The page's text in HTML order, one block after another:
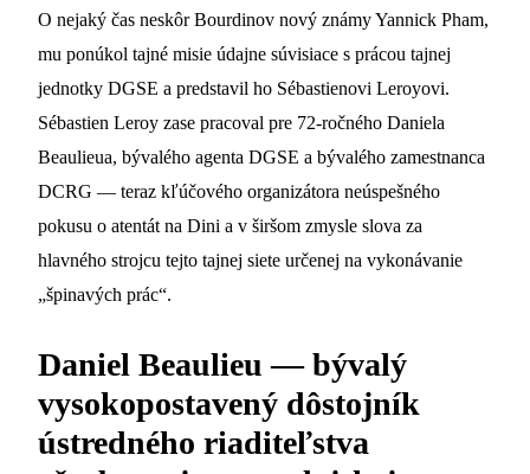
O nejaký čas neskôr Bourdinov nový známy Yannick Pham,
mu ponúkol tajné misie údajne súvisiace s prácou tajnej
jednotky DGSE a predstavil ho Sébastienovi Leroyovi.
Sébastien Leroy zase pracoval pre 72-ročného Daniela
Beaulieua, bývalého agenta DGSE a bývalého zamestnanca
DCRG — teraz kľúčového organizátora neúspešného
pokusu o atentát na Dini a v širšom zmysle slova za
hlavného strojcu tejto tajnej siete určenej na vykonávanie
„špinavých prác“.
Daniel Beaulieu — bývalý
vysokopostavený dôstojník
ústredného riaditeľstva